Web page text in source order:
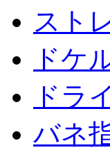
スト
ドケ
ドラ
バネ